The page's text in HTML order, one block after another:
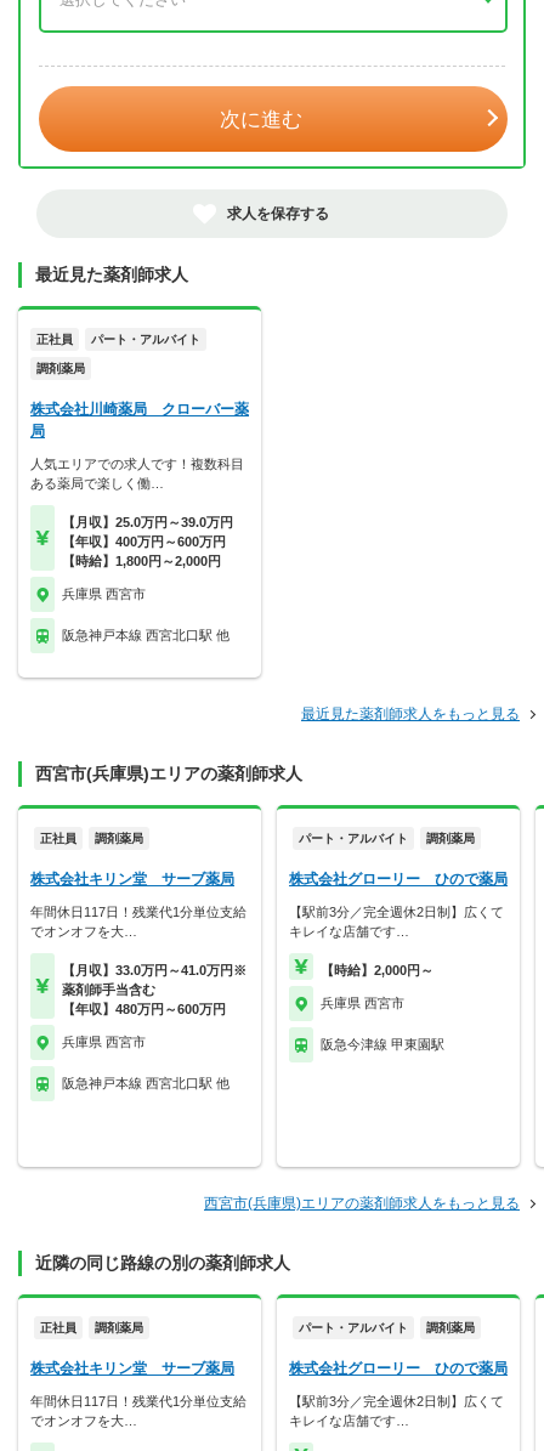
次に進む
求人を保存する
最近見た薬剤師求人
正社員 パート・アルバイト
調剤薬局
株式会社川崎薬局 クローバー薬
局
人気エリアでの求人です！複数科目
ある薬局で楽しく働…
【月収】25.0万円～39.0万円
【年収】400万円～600万円
【時給】1,800円～2,000円
兵庫県 西宮市
阪急神戸本線 西宮北口駅 他
最近見た薬剤師求人をもっと見る
西宮市(兵庫県)エリアの薬剤師求人
正社員 調剤薬局
株式会社キリン堂 サーブ薬局
年間休日117日！残業代1分単位支給
でオンオフを大…
【月収】33.0万円～41.0万円※
薬剤師手当含む
【年収】480万円～600万円
兵庫県 西宮市
阪急神戸本線 西宮北口駅 他
パート・アルバイト 調剤薬局
株式会社グローリー ひので薬局
【駅前3分／完全週休2日制】広くて
キレイな店舗です…
【時給】2,000円～
兵庫県 西宮市
阪急今津線 甲東園駅
西宮市(兵庫県)エリアの薬剤師求人をもっと見る
近隣の同じ路線の別の薬剤師求人
正社員 調剤薬局
株式会社キリン堂 サーブ薬局
年間休日117日！残業代1分単位支給
でオンオフを大…
パート・アルバイト 調剤薬局
株式会社グローリー ひので薬局
【駅前3分／完全週休2日制】広くて
キレイな店舗です…